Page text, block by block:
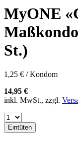
57F
57G
57H
57K
60E
60F
60H
60J
60L
64E
64K
64L
MyONE
St.)
1,25 € / Kondom
14,95 €
inkl. MwSt., zzgl.
Eintüten